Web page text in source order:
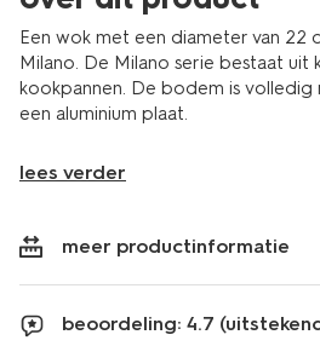
Een wok met een diameter van 22
Milano. De Milano serie bestaat uit
kookpannen. De bodem is volledig
een aluminium plaat.
lees verder
meer productinformatie
beoordeling: 4.7